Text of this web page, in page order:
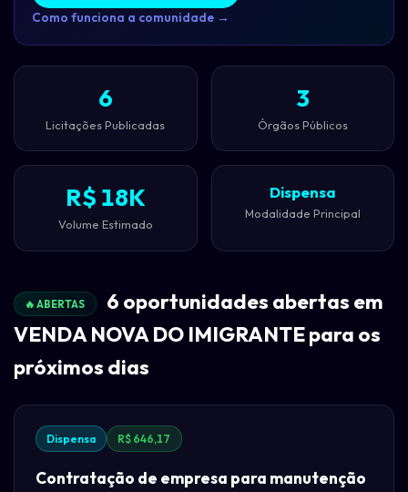
Como funciona a comunidade →
6
Licitações Publicadas
3
Órgãos Públicos
R$ 18K
Volume Estimado
Dispensa
Modalidade Principal
🔥 ABERTAS
6 oportunidades abertas em
VENDA NOVA DO IMIGRANTE para os
próximos dias
Dispensa R$ 646,17
Contratação de empresa para manutenção